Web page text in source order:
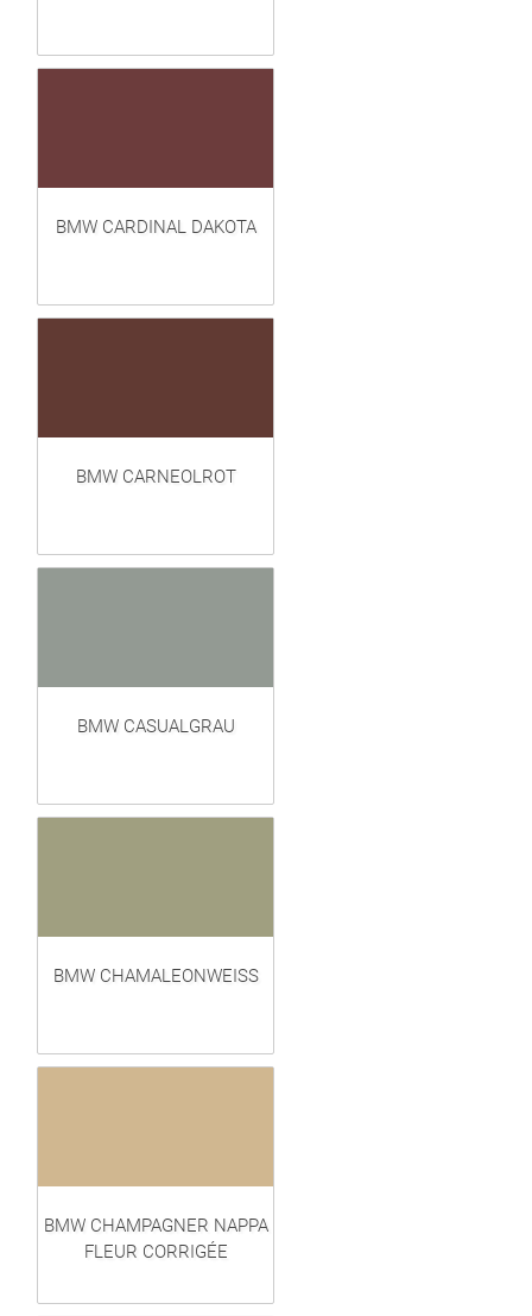
BMW CARDINAL DAKOTA
BMW CARNEOLROT
BMW CASUALGRAU
BMW CHAMALEONWEISS
BMW CHAMPAGNER NAPPA
FLEUR CORRIGÉE